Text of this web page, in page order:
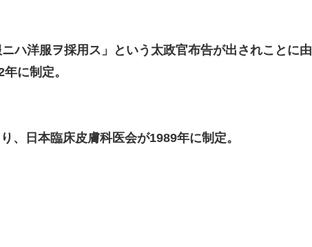
ハ洋服ヲ採用ス」という太政官布告が出されことに由
に制定。
、日本臨床皮膚科医会が1989年に制定。